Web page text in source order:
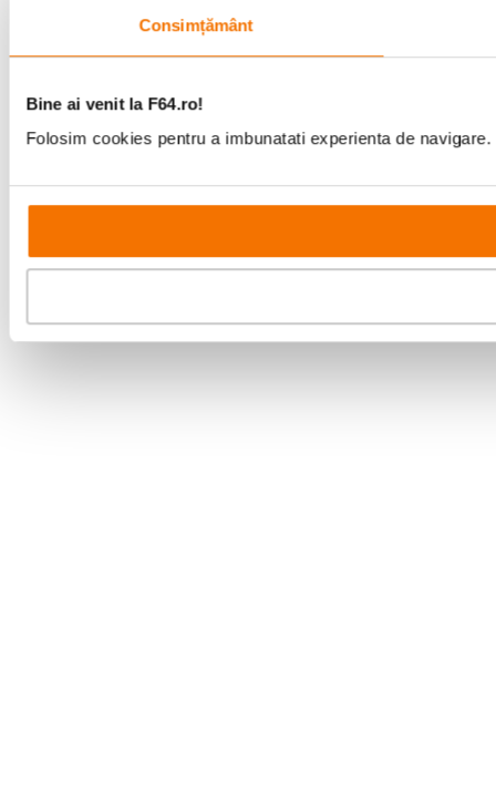
Consimțământ
Bine ai venit la F64.ro!
Folosim cookies pentru a imbunatati experienta de